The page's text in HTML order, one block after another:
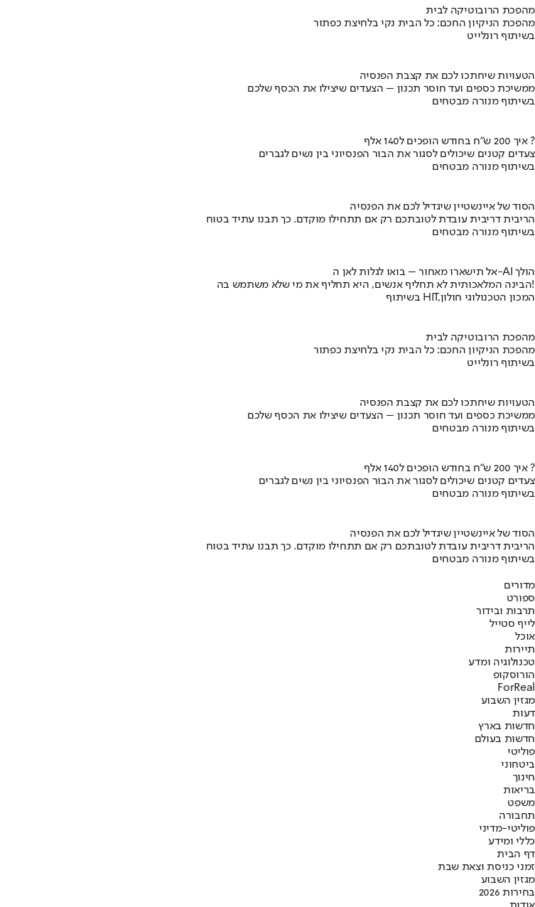
מהפכת הרובוטיקה לבית
מהפכת הניקיון החכם: כל הבית נקי בלחיצת כפתור
בשיתוף רונלייט
הטעויות שיחתכו לכם את קצבת הפנסיה
ממשיכת כספים ועד חוסר תכנון – הצעדים שיצילו את הכסף שלכם
בשיתוף מנורה מבטחים
איך 200 ש"ח בחודש הופכים ל140 אלף ?
צעדים קטנים שיכולים לסגור את הבור הפנסיוני בין נשים לגברים
בשיתוף מנורה מבטחים
הסוד של איינשטיין שיגדיל לכם את הפנסיה
הריבית דריבית עובדת לטובתכם רק אם תתחילו מוקדם. כך תבנו עתיד בטוח
בשיתוף מנורה מבטחים
אל תישארו מאחור – בואו לגלות לאן ה-AI הולך
הבינה המלאכותית לא תחליף אנשים, היא תחליף את מי שלא משתמש בה!
בשיתוף HIT,המכון הטכנולוגי חולון
מהפכת הרובוטיקה לבית
מהפכת הניקיון החכם: כל הבית נקי בלחיצת כפתור
בשיתוף רונלייט
הטעויות שיחתכו לכם את קצבת הפנסיה
ממשיכת כספים ועד חוסר תכנון – הצעדים שיצילו את הכסף שלכם
בשיתוף מנורה מבטחים
איך 200 ש"ח בחודש הופכים ל140 אלף ?
צעדים קטנים שיכולים לסגור את הבור הפנסיוני בין נשים לגברים
בשיתוף מנורה מבטחים
הסוד של איינשטיין שיגדיל לכם את הפנסיה
הריבית דריבית עובדת לטובתכם רק אם תתחילו מוקדם. כך תבנו עתיד בטוח
בשיתוף מנורה מבטחים
מדורים
ספורט
תרבות ובידור
לייף סטייל
אוכל
תיירות
טכנולוגיה ומדע
הורוסקופ
ForReal
מגזין השבוע
דעות
חדשות בארץ
חדשות בעולם
פוליטי
ביטחוני
חינוך
בריאות
משפט
תחבורה
פוליטי-מדיני
כללי ומידע
דף הבית
זמני כניסת וצאת שבת
מגזין השבוע
בחירות 2026